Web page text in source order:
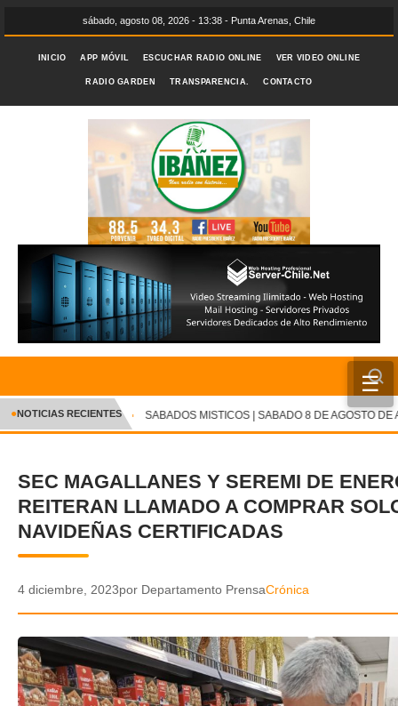
sábado, agosto 08, 2026 - 13:38 - Punta Arenas, Chile
INICIO APP MÓVIL ESCUCHAR RADIO ONLINE VER VIDEO ONLINE
RADIO GARDEN TRANSPARENCIA. CONTACTO
☰
INICIO
CRÓNICA
DEPORTES
ENTRETENIMIENTO Y CULTURA
AUDIOS
VIDEOS
✕
●NOTICIAS RECIENTES SABADOS MISTICOS | SABADO 8 DE AGOSTO DE
SEC MAGALLANES Y SEREMI DE
REITERAN LLAMADO A COMPRAR
NAVIDEÑAS CERTIFICADAS
4 diciembre, 2023por Departamento PrensaCrónica